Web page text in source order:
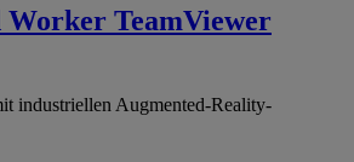
Worker TeamViewer
industriellen Augmented-Reality-